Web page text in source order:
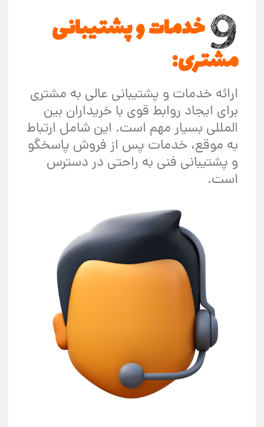
خدمات و پشتیبانی
مشتری:
ارائه خدمات و پشتیبانی عالی به مشتری
برای ایجاد روابط قوی با خریداران بین
المللی بسیار مهم است. این شامل ارتباط
به موقع، خدمات پس از فروش پاسخگو
و پشتیبانی فنی به راحتی در دسترس
است.